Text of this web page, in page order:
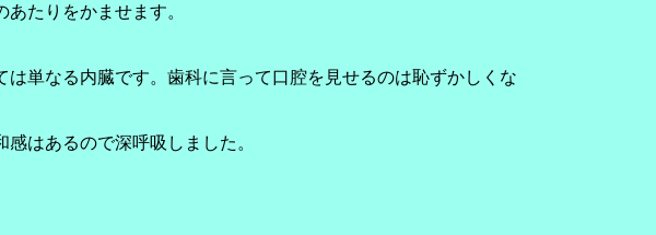
たりをかませます。
単なる内臓です。歯科に言って口腔を見せるのは恥ずかしくな
はあるので深呼吸しました。